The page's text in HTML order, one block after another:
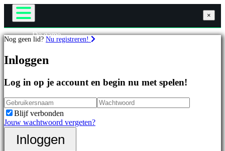
Uitgelichte
games
Nieuwe
uitgaven
Gratis
te
spelen
De game
Gameplay
Nieuws
Handleidingen
Ondersteuning
Forums
Winkel
Registreren
×
Nog geen lid? Nu registreren!
Inloggen
Log in op je account en begin nu met spelen!
Blijf verbonden
Jouw wachtwoord vergeten?
Inloggen
×
×